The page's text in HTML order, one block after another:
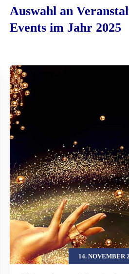
Auswahl an
Events im Jahr 2025
14. NOVEMBER